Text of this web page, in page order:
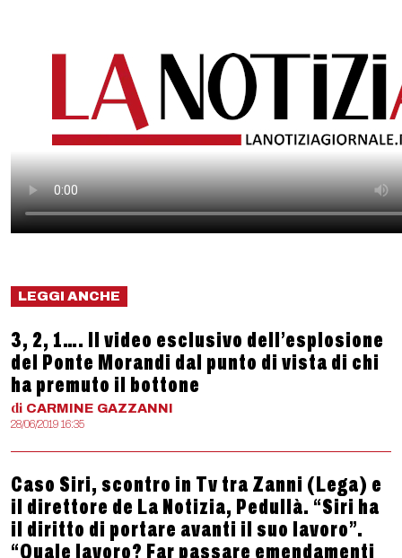
LEGGI ANCHE
3, 2, 1…. Il video esclusivo dell’esplosione
del Ponte Morandi dal punto di vista di chi
ha premuto il bottone
di CARMINE GAZZANNI
28/06/2019 16:35
Caso Siri, scontro in Tv tra Zanni (Lega) e
il direttore de La Notizia, Pedullà. “Siri ha
il diritto di portare avanti il suo lavoro”.
“Quale lavoro? Far passare emendamenti